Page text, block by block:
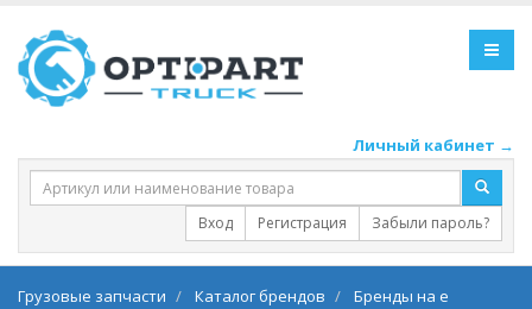
Личный кабинет →
Вход Регистрация Забыли пароль?
Грузовые запчасти Каталог брендов
Бренды на e